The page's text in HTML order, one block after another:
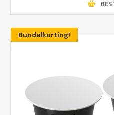
Bundelkorting!